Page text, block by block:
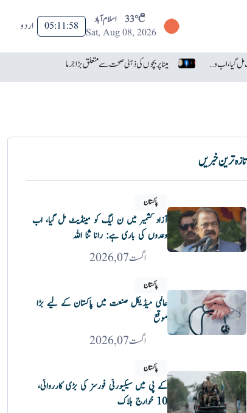
33°C
اسلام آباد
Sat, Aug 08, 2026
05:11:59 اردو
آزاد کشمیر میں ن لیگ کو مینڈیٹ مل گیا، اب وعدوں کی باری ہے: رانا ثنا اللہ میٹا پر بچوں کی ذہنی صحت سے متعلق بڑا جرمانہ عائد
تازہ ترین خبریں
پاکستان
آزاد کشمیر میں ن لیگ کو مینڈیٹ مل گیا، اب
وعدوں کی باری ہے: رانا ثنا اللہ
اگست 07, 2026
پاکستان
عالمی میڈیکل صنعت میں پاکستان کے لیے بڑا
موقع
اگست 07, 2026
پاکستان
کے پی میں سیکیورٹی فورسز کی بڑی کارروائی،
10 خوارج ہلاک